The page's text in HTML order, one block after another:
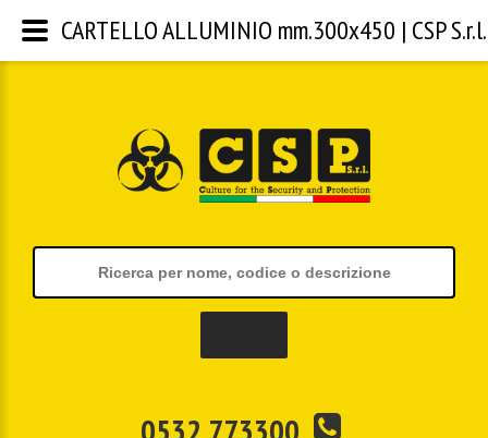
CARTELLO ALLUMINIO mm.300x450 | CSP S.r.l.